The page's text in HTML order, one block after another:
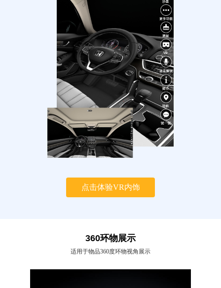
点击体验VR内饰
360环物展示
适用于物品360度环物视角展示